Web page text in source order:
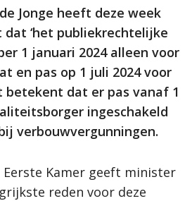
Jonge heeft deze week
‘het publiekrechtelijke
1 januari 2024 alleen voor
en pas op 1 juli 2024 voor
betekent dat er pas vanaf 1
ingeschakeld
verbouwvergunningen.
Kamer geeft minister
reden voor deze